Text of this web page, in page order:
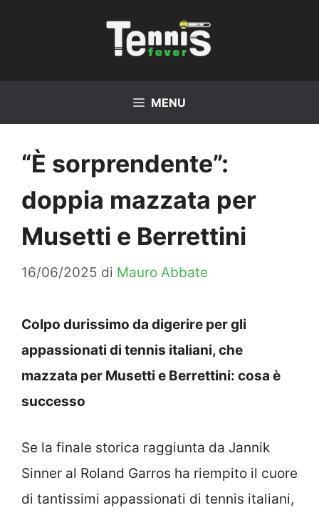
MENU
“È sorprendente”:
doppia mazzata per
Musetti e Berrettini
16/06/2025 di Mauro Abbate
Colpo durissimo da digerire per gli
appassionati di tennis italiani, che
mazzata per Musetti e Berrettini: cosa è
successo
Se la finale storica raggiunta da Jannik
Sinner al Roland Garros ha riempito il cuore
di tantissimi appassionati di tennis italiani,